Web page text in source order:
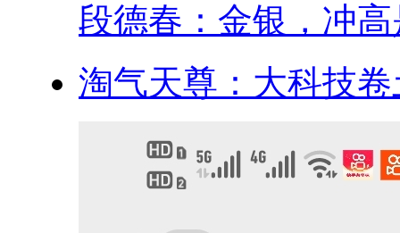
段德春：金银，冲高
淘气天尊：大科技